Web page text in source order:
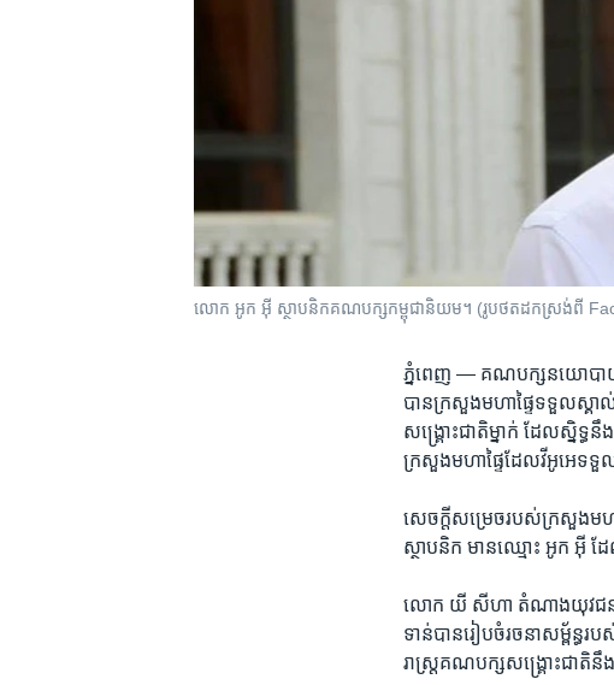
លោក អូក អ៊ី ស្ថាបនិក​គណបក្ស​​កម្ពុជា​​និយម។ (រូបថត​ដកស្រង់​ពី​
ភ្នំពេញ — គណ​បក្ស​នយោបាយ​
បាន​ក្រសួង​មហាផ្ទៃ​ទទួល​ស្គ
សង្រ្គោះ​ជាតិ​ម្នាក់ ដែល​ស្និទ្
ក្រសួង​មហា​ផ្ទៃ​ដែល​វីអូអេ​ទ
សេចក្តី​សម្រេច​របស់​ក្រសួង​មហ
ស្ថាបនិក មាន​ឈ្មោះ អូក អ៊ី
លោក យី សីហា តំណាង​យុវជន​ដែ
ទាន់​បាន​រៀបចំ​រចនា​សម្ព័ន្ធ​
រាស្រ្ត​គណបក្ស​សង្រ្គោះ​ជាតិ​